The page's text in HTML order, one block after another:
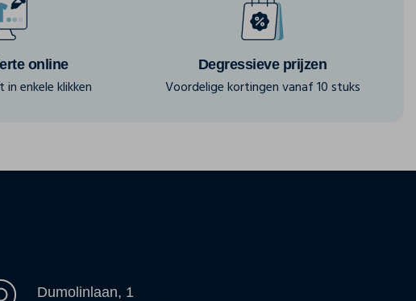
online
enkele klikken
Degressieve prijzen
Voordelige kortingen vanaf 10 stuks
Dumolinlaan, 1